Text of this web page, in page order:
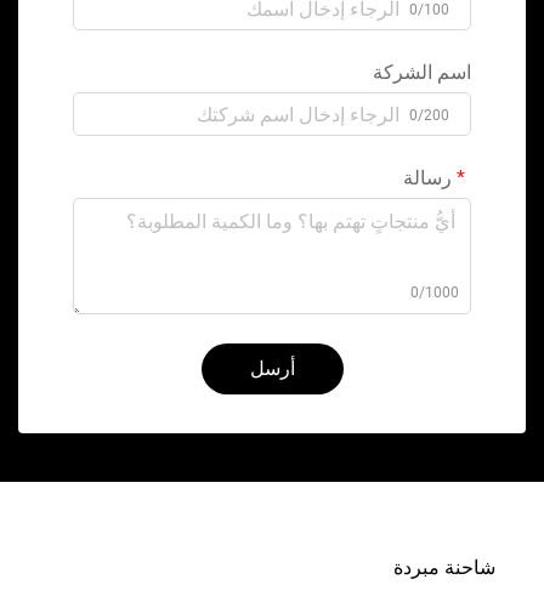
0/100
اسم الشركة
0/200
رسالة
0/1000
أرسل
شاحنة مبردة